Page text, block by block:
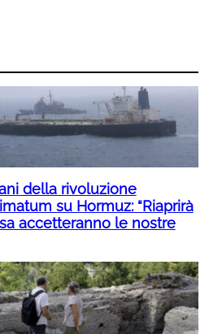
della rivoluzione
su Hormuz: “Riaprirà
accetteranno le nostre